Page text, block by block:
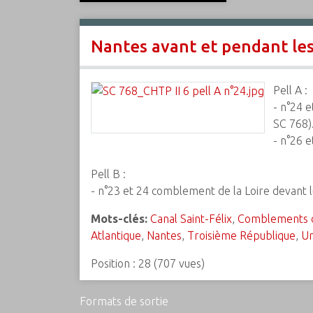
Nantes avant et pendant
Pell A :
- n°24
SC 768).
- n°26
Pell B :
- n°23 et 24 comblement de la Loire devant
Mots-clés: Canal Saint-Félix, Comblements
Atlantique, Nantes, Troisième République,
Position : 28 (707 vues)
Formats de sortie